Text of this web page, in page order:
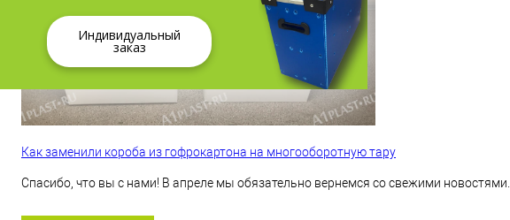
Как заменили короба из гофрокартона на многооборотную тару
Спасибо, что вы с нами! В апреле мы обязательно вернемся со свежими новостями.
Индивидуальный
заказ